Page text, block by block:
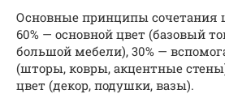
Основные принципы сочетания
60% — основной цвет (базовый
большой мебели), 30% —
(шторы, ковры, акцентные
цвет (декор, подушки, вазы).